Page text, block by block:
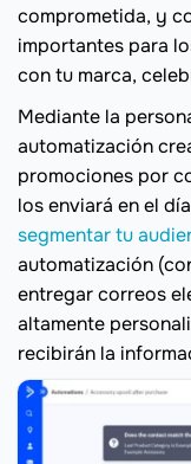
comprometida, y
importantes para
con tu marca,
Mediante la
automatización
promociones por
los enviará en el
segmentar tu
automatización
entregar correos
altamente
recibirán la